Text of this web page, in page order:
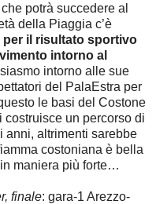
potrà succedere al
della Piaggia c’è
il risultato sportivo
intorno al
intorno alle sue
del PalaEstra per
le basi del Costone
un percorso di
anni, altrimenti sarebbe
costoniana è bella
maniera più forte…
finale: gara-1 Arezzo-